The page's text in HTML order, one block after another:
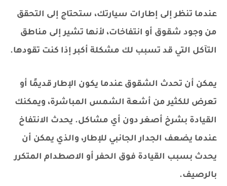
عندما تنظر إلى إطارات سيارتك، ستحتاج إلى التحقق
من وجود شقوق أو انتفاخات، لأنها تشير إلى مناطق
التآكل التي قد تسبب لك مشكلة أكبر إذا كنت تقودها.
يمكن أن تحدث الشقوق عندما يكون الإطار قديمًا أو
تعرض للكثير من أشعة الشمس المباشرة، ويمكنك
القيادة بشرخ أصغر دون أي مشاكل. يحدث الانتفاخ
عندما يضعف الجدار الجانبي للإطار، والذي يمكن أن
يحدث بسبب القيادة فوق الحفر أو الاصطدام المتكرر
بالرصيف.